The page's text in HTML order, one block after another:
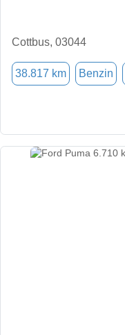
Cottbus, 03044
38.817 km Benzin